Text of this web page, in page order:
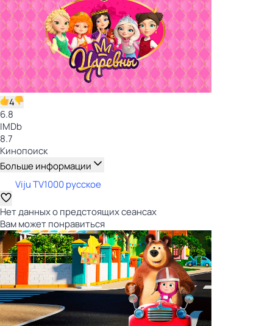
4
6.8
IMDb
8.7
Кинопоиск
Больше информации
Viju TV1000 русское
Нет данных о предстоящих сеансах
Вам может понравиться